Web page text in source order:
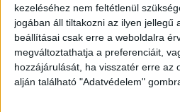
kezeléséhez nem feltétlenül
jogában áll tiltakozni az ilyen jellegű
beállításai csak erre a weboldalra
megváltoztathatja a preferenciáit,
hozzájárulását, ha visszatér erre az
alján található "Adatvédelem"
Megtalálták egymás gyerekeivel
mindenki fogadja el a másikat,
súrlódások, feszült helyzetek –